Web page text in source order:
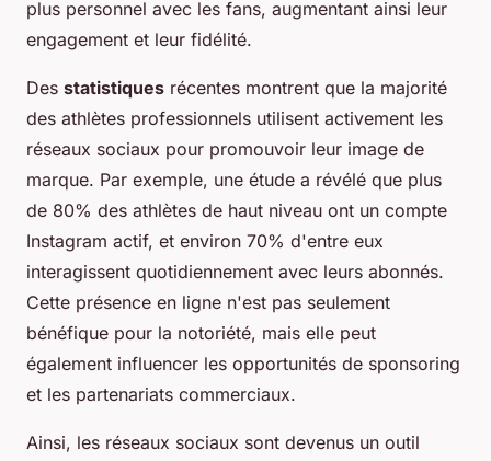
plus personnel avec les fans, augmentant ainsi leur
engagement et leur fidélité.
Des statistiques récentes montrent que la majorité
des athlètes professionnels utilisent activement les
réseaux sociaux pour promouvoir leur image de
marque. Par exemple, une étude a révélé que plus
de 80% des athlètes de haut niveau ont un compte
Instagram actif, et environ 70% d'entre eux
interagissent quotidiennement avec leurs abonnés.
Cette présence en ligne n'est pas seulement
bénéfique pour la notoriété, mais elle peut
également influencer les opportunités de sponsoring
et les partenariats commerciaux.
Ainsi, les réseaux sociaux sont devenus un outil